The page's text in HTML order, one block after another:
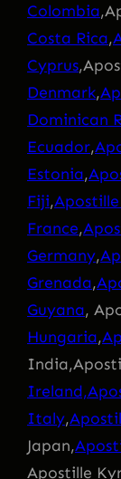
Colombia
Costa Rica,
Cyprus
Denmark,
Dominican
Ecuador,
Estonia,
Fiji,
France,
Germany,
Grenada,
Guyana,
Hungaria,
Italy,
Japan,
Apostille